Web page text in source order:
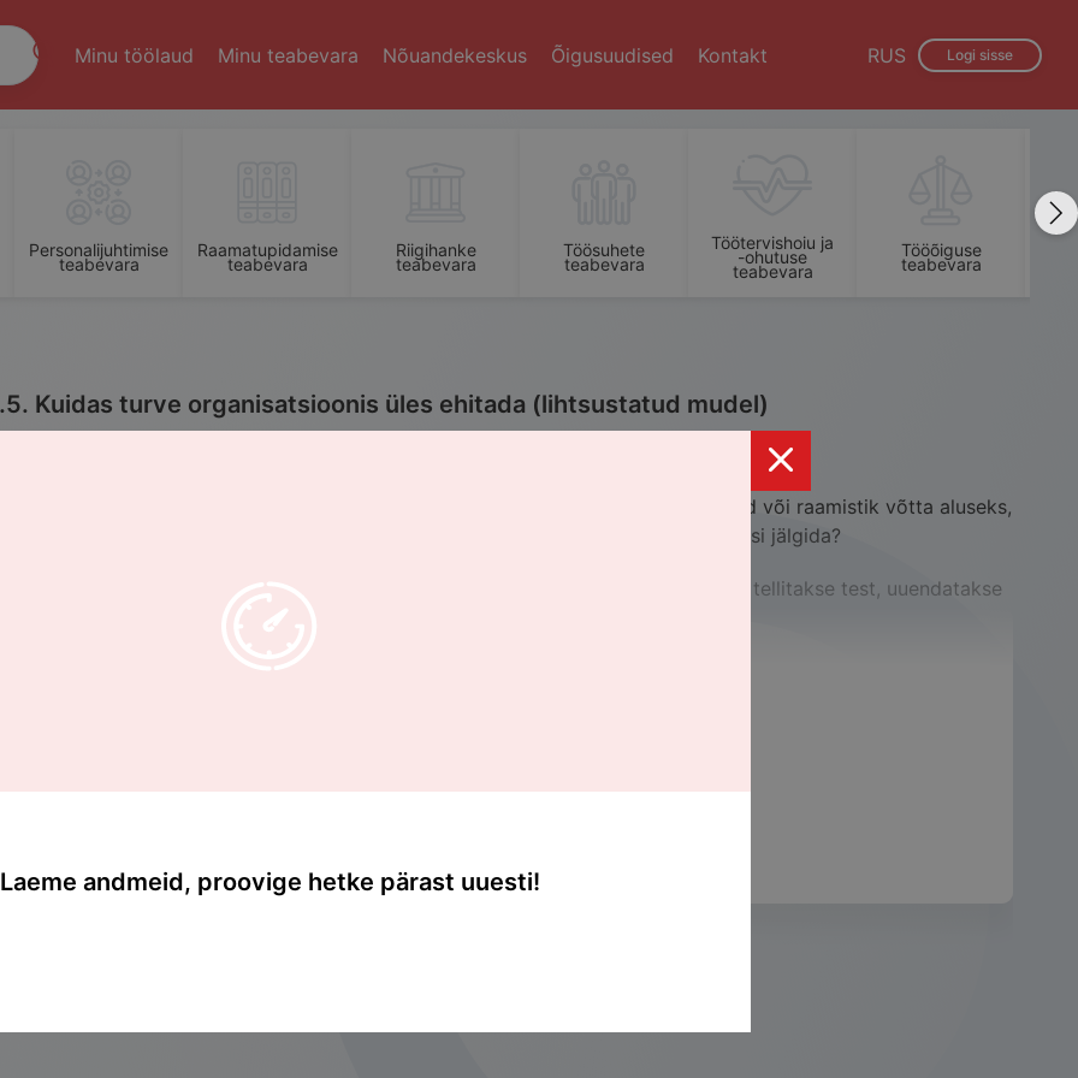
Minu töölaud Minu teabevara Nõuandekeskus Õigusuudised Kontakt Logi sisse
RUS
Personalijuhtimise
teabevara
Raamatupidamise
teabevara
Riigihanke
teabevara
Töösuhete
teabevara
Töötervishoiu ja
-ohutuse
teabevara
Tööõiguse
teabevara
Kuidas turve organisatsioonis üles ehitada (lihtsustatud mudel)
ülesehitamine algab juhtkonna jaoks praktilisest valikust: milline standard või raamistik võtta aluseks,
organisatsioon saaks oma küberriske süsteemselt juhtida, otsuseid teha ja tulemusi jälgida?
algab küberturve sageli üksikutest sammudest: soetatakse turvalahendus, tellitakse test, uuendatakse
Laeme andmeid, proovige hetke pärast uuesti!